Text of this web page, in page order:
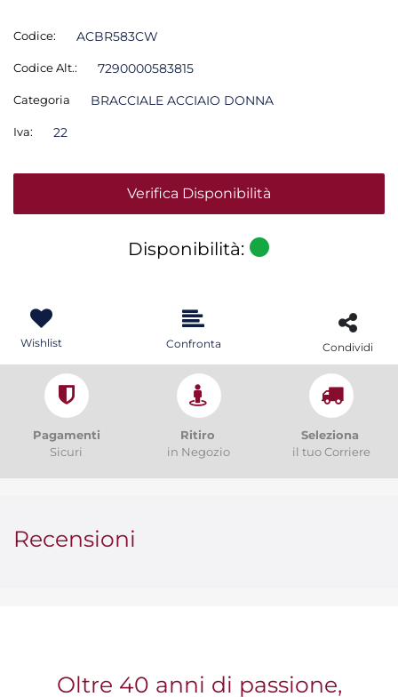
Codice: ACBR583CW
Codice Alt.: 7290000583815
Categoria BRACCIALE ACCIAIO DONNA
Iva: 22
Verifica Disponibilità
Disponibilità:
Wishlist Confronta Condividi
Pagamenti
Sicuri
Ritiro
in Negozio
Seleziona
il tuo Corriere
Recensioni
Oltre 40 anni di passione,